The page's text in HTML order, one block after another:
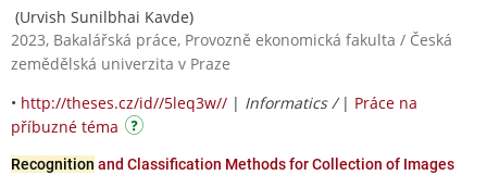
(Urvish Sunilbhai Kavde)
2023, Bakalářská práce, Provozně ekonomická fakulta / Česká
zemědělská univerzita v Praze
• http://theses.cz/id//5leq3w// | Informatics / | Práce na
příbuzné téma
Recognition and Classification Methods for Collection of Images